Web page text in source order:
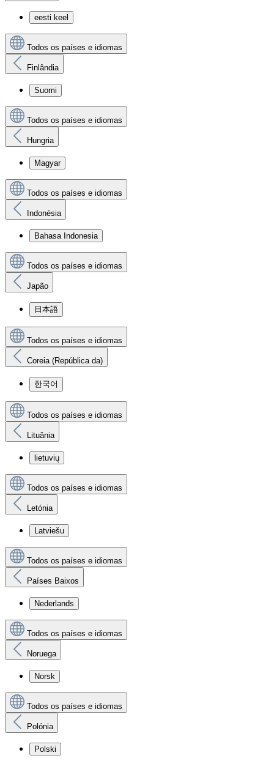
eesti keel
Todos os países e idiomas
Finlândia
Suomi
Todos os países e idiomas
Hungria
Magyar
Todos os países e idiomas
Indonésia
Bahasa Indonesia
Todos os países e idiomas
Japão
日本語
Todos os países e idiomas
Coreia (República da)
한국어
Todos os países e idiomas
Lituânia
lietuvių
Todos os países e idiomas
Letónia
Latviešu
Todos os países e idiomas
Países Baixos
Nederlands
Todos os países e idiomas
Noruega
Norsk
Todos os países e idiomas
Polónia
Polski